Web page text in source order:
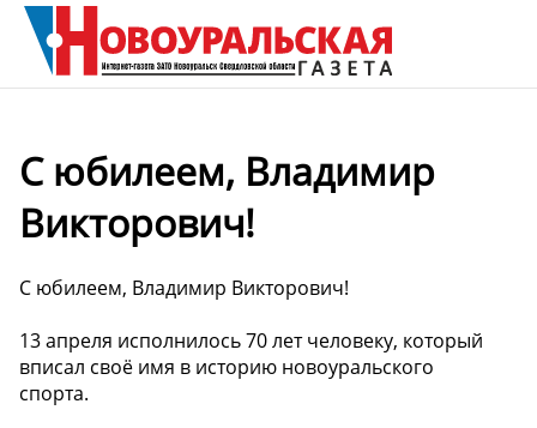
С юбилеем, Владимир
Викторович!
С юбилеем, Владимир Викторович!
13 апреля исполнилось 70 лет человеку, который
вписал своё имя в историю новоуральского
спорта.